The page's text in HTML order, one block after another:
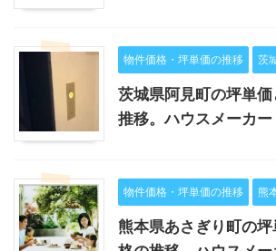
物件価格・坪単価の推移 茨
茨城県阿見町の坪単
推移。ハウスメーカ
物件価格・坪単価の推移 熊
熊本県あさぎり町の